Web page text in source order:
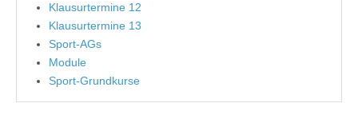
Klausurtermine 12
Klausurtermine 13
Sport-AGs
Module
Sport-Grundkurse